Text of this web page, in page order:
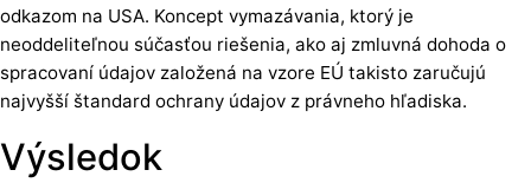
odkazom na USA. Koncept vymazávania, ktorý je
neoddeliteľnou súčasťou riešenia, ako aj zmluvná dohoda o
spracovaní údajov založená na vzore EÚ takisto zaručujú
najvyšší štandard ochrany údajov z právneho hľadiska.
Výsledok